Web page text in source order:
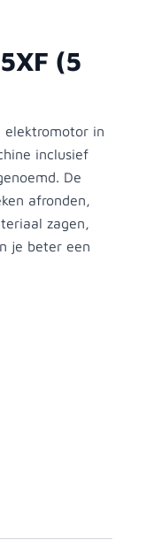
(5
elektromotor in
inclusief
De
afronden,
zagen,
je beter een